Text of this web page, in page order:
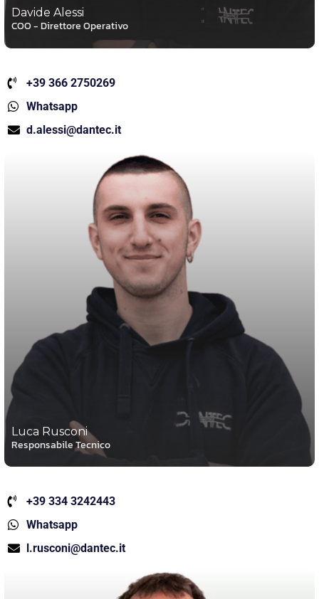
Davide Alessi
COO - Direttore Operativo
+39 366 2750269
Whatsapp
d.alessi@dantec.it
Luca Rusconi
Responsabile Tecnico
+39 334 3242443
Whatsapp
l.rusconi@dantec.it